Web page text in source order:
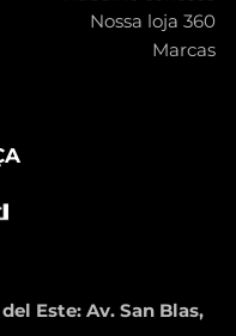
Nossa loja 360
Marcas
Este: Av. San Blas,